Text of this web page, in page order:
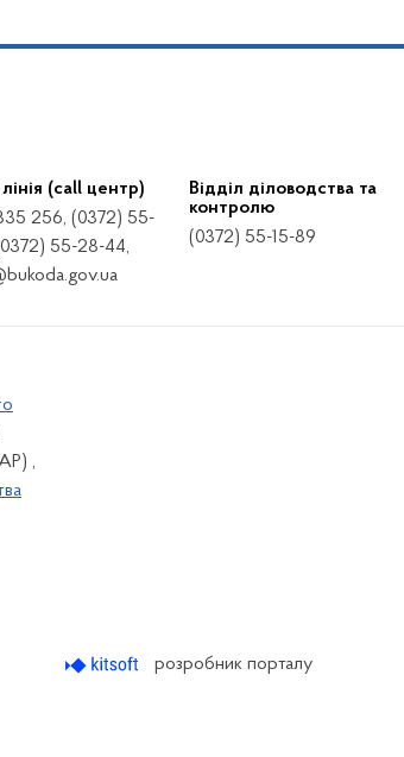
лінія (call центр)
256, (0372) 55-
55-28-44,
Відділ діловодства та
контролю
(0372) 55-15-89
,
розробник порталу